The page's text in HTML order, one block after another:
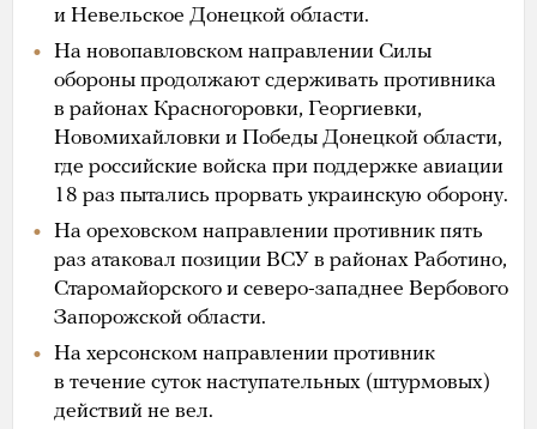
и Невельское Донецкой области.
На новопавловском направлении Силы
обороны продолжают сдерживать противника
в районах Красногоровки, Георгиевки,
Новомихайловки и Победы Донецкой области,
где российские войска при поддержке авиации
18 раз пытались прорвать украинскую оборону.
На ореховском направлении противник пять
раз атаковал позиции ВСУ в районах Работино,
Старомайорского и северо-западнее Вербового
Запорожской области.
На херсонском направлении противник
в течение суток наступательных (штурмовых)
действий не вел.